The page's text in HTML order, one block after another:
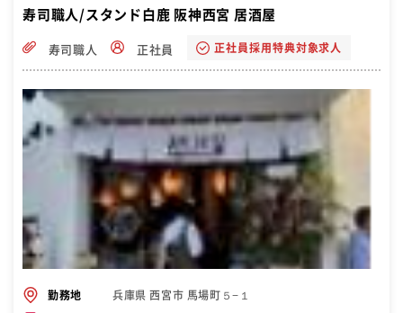
寿司職人/スタンド白鹿 阪神西宮 居酒屋
寿司職人 正社員 正社員採用特典対象求人
勤務地 兵庫県 西宮市 馬場町５−１